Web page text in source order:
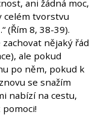
ani žádná moc,
celém tvorstvu
(Řím 8, 38-39).
nějaký řád
ale pokud
po něm, pokud k
se snažím
nabízí na cestu,